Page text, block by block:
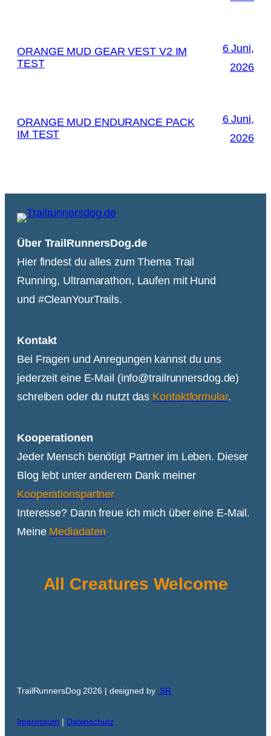
ORANGE MUD GEAR VEST V2 IM
TEST
6 Juni,
2026
ORANGE MUD ENDURANCE PACK
IM TEST
6 Juni,
2026
Über TrailRunnersDog.de
Hier findest du alles zum Thema Trail
Running, Ultramarathon, Laufen mit Hund
und #CleanYourTrails.
Kontakt
Bei Fragen und Anregungen kannst du uns
jederzeit eine E-Mail (info@trailrunnersdog.de)
schreiben oder du nutzt das Kontaktformular.
Kooperationen
Jeder Mensch benötigt Partner im Leben. Dieser
Blog lebt unter anderem Dank meiner
Kooperationspartner.
Interesse? Dann freue ich mich über eine E-Mail.
Meine Mediadaten
All Creatures Welcome
TrailRunnersDog 2026 | designed by SR
Impressum | Datenschutz